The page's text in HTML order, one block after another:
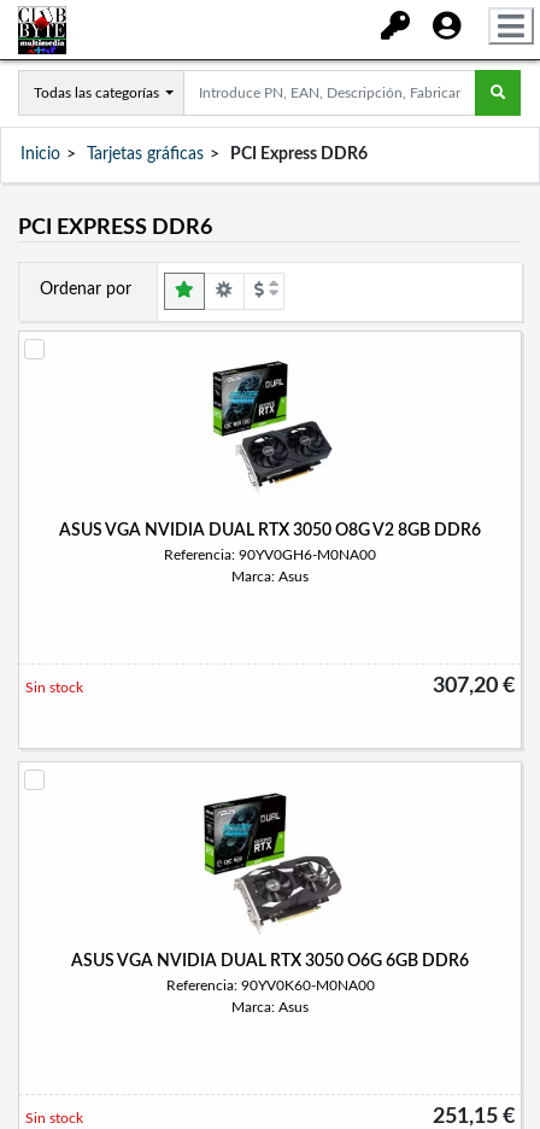
Todas las categorías
Inicio Tarjetas gráficas PCI Express DDR6
PCI EXPRESS DDR6
Ordenar por
ASUS VGA NVIDIA DUAL RTX 3050 O8G V2 8GB DDR6
Referencia: 90YV0GH6-M0NA00
Marca: Asus
307,20 €
Sin stock
ASUS VGA NVIDIA DUAL RTX 3050 O6G 6GB DDR6
Referencia: 90YV0K60-M0NA00
Marca: Asus
251,15 €
Sin stock